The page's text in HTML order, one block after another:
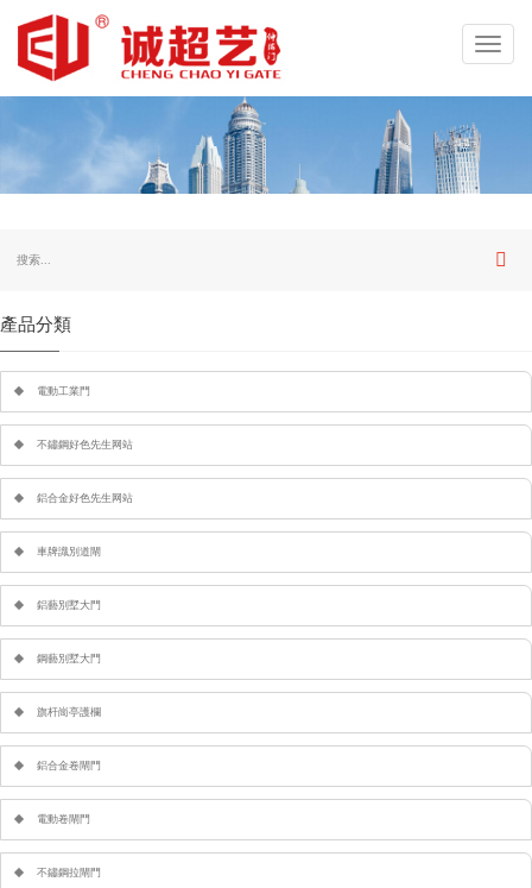
產品分類
電動工業門
不鏽鋼好色先生网站
鋁合金好色先生网站
車牌識別道閘
鋁藝別墅大門
鋼藝別墅大門
旗杆崗亭護欄
鋁合金卷閘門
電動卷閘門
不鏽鋼拉閘門